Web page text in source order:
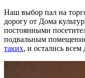
Наш выбор пал на
дорогу от Дома
постоянными
подвальным
таких, и остались всем